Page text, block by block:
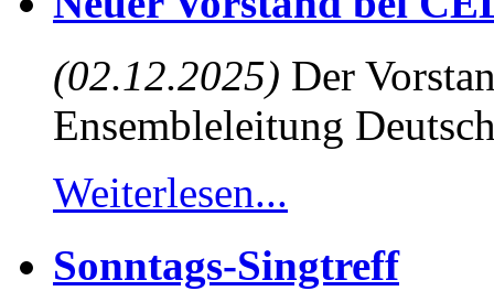
(02.12.2025) Der
Ensembleleitung
Weiterlesen...
Sonntags-Singtreff